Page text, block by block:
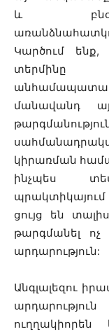
և
Կարծում
մանավանդ
կիրառման
ինչպես
ցույց են
թարգմանել ոչ
արդարություն:
Անգլալեզու